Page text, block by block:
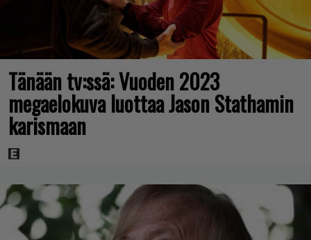
Tänään tv:ssä: Vuoden 2023
megaelokuva luottaa Jason Stathamin
karismaan